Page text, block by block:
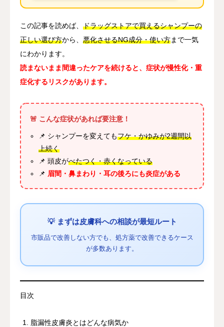
この記事を読めば、 ドラッグストアで買えるシャンプーの
正しい選び方から、 悪化させるNG成分・使い方まで一気
にわかります。
読まないまま間違ったケアを続けると、症状が慢性化・重
症化するリスクがあります。
🚨 こんな症状があれば要注意！
📌 シャンプーを変えてもフケ・かゆみが2週間以
上続く
📌 頭皮がべたつく・赤くなっている
📌 眉間・鼻まわり・耳の後ろにも炎症がある
💡 まずは皮膚科への相談が最短ルート
市販品で改善しない方でも、処方薬で改善できるケース
が多数あります。
目次
脂漏性皮膚炎とはどんな病気か